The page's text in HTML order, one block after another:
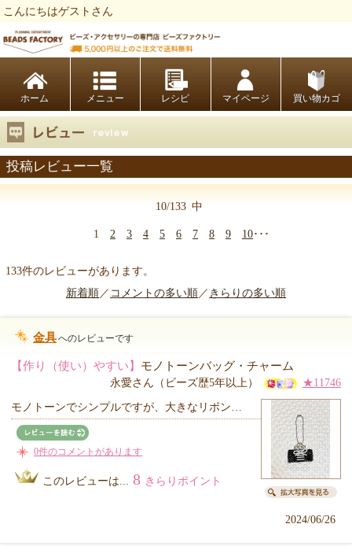
こんにちはゲストさん
ホーム レシピ マイページ 買い物カゴ
投稿レビュー一覧
10/133 中
1 2 3 4 5 6 7 8 9 10･･･
133件のレビューがあります。
新着順／ コメントの多い順／ きらりの多い順
金具へのレビューです
【作り（使い）やすい】 モノトーンバッグ・チャーム
永愛さん（ビーズ歴5年以上） ★11746
モノトーンでシンプルですが、大きなリボン…
0件のコメントがあります
このレビューは... 8 きらりポイント
2024/06/26